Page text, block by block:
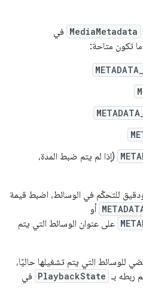
MediaMetadata في
تكون متاحة:
(إذا لم يتم ضبط المدة،
للتحكّم في الوسائط، اضبط قيمة
أو
على عنوان الوسائط التي يتم
للوسائط التي يتم تشغيلها حاليًا،
ربطه بـ PlaybackState في